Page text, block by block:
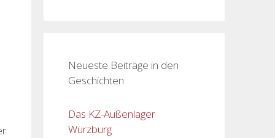
Neueste Beiträge in den
Geschichten
Das KZ-Außenlager
Würzburg